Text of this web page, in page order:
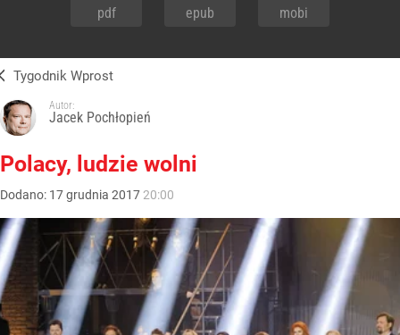
pdf epub mobi
Tygodnik Wprost
Autor:
Jacek Pochłopień
Polacy, ludzie wolni
Dodano: 17grudnia 2017 20:00